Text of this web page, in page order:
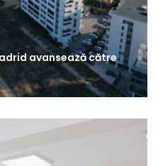
avansează către